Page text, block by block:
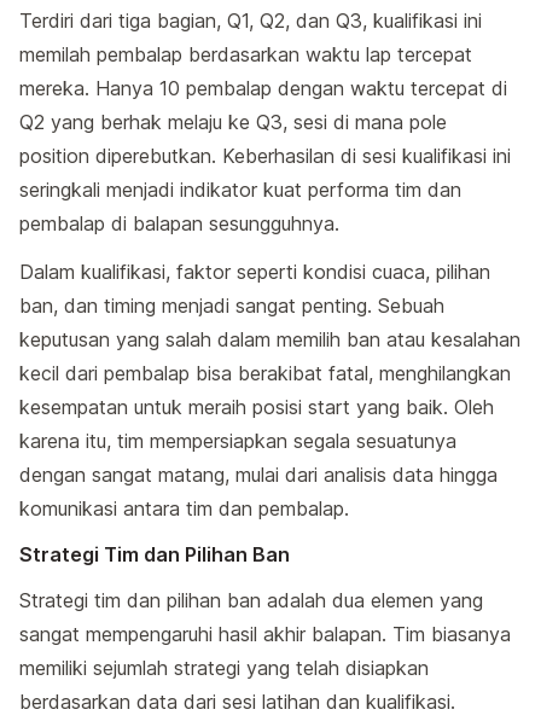
Terdiri dari tiga bagian, Q1, Q2, dan Q3, kualifikasi ini
memilah pembalap berdasarkan waktu lap tercepat
mereka. Hanya 10 pembalap dengan waktu tercepat di
Q2 yang berhak melaju ke Q3, sesi di mana pole
position diperebutkan. Keberhasilan di sesi kualifikasi ini
seringkali menjadi indikator kuat performa tim dan
pembalap di balapan sesungguhnya.
Dalam kualifikasi, faktor seperti kondisi cuaca, pilihan
ban, dan timing menjadi sangat penting. Sebuah
keputusan yang salah dalam memilih ban atau kesalahan
kecil dari pembalap bisa berakibat fatal, menghilangkan
kesempatan untuk meraih posisi start yang baik. Oleh
karena itu, tim mempersiapkan segala sesuatunya
dengan sangat matang, mulai dari analisis data hingga
komunikasi antara tim dan pembalap.
Strategi Tim dan Pilihan Ban
Strategi tim dan pilihan ban adalah dua elemen yang
sangat mempengaruhi hasil akhir balapan. Tim biasanya
memiliki sejumlah strategi yang telah disiapkan
berdasarkan data dari sesi latihan dan kualifikasi.